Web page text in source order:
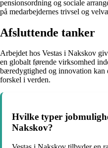
pensionsordning og sociale
på medarbejdernes trivsel og
Afsluttende tanker
Arbejdet hos Vestas i Nakskov
en globalt førende virksomhed
bæredygtighed og innovation
forskel i verden.
Hvilke typer
Nakskov?